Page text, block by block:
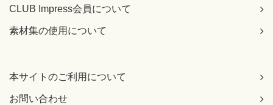
CLUB Impress会員について
素材集の使用について
本サイトのご利用について
お問い合わせ